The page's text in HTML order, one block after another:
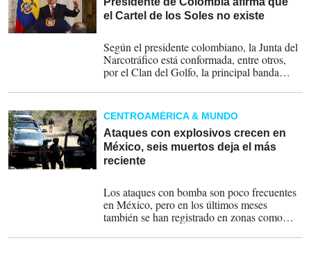
el Cartel de los Soles no existe
Según el presidente colombiano, la Junta del
Narcotráfico está conformada, entre otros,
por el Clan del Golfo, la principal banda
antiguas FARC, conocidas como Estado
Mayor Central (EMC) y Segunda
Marquetalia.
CENTROAMÉRICA & MUNDO
Ataques con explosivos crecen en
México, seis muertos deja el más
reciente
Los ataques con bomba son poco frecuentes
en México, pero en los últimos meses
también se han registrado en zonas como